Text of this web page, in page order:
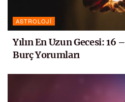
ASTROLOJI
Yılın En Uzun Gecesi: 16
Burç Yorumları